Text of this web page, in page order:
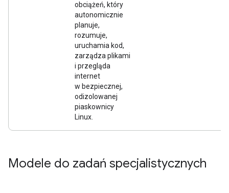
obciążeń, który
autonomicznie
planuje,
rozumuje,
uruchamia kod,
zarządza plikami
i przegląda
internet
w bezpiecznej,
odizolowanej
piaskownicy
Linux.
Modele do zadań specjalistycznych